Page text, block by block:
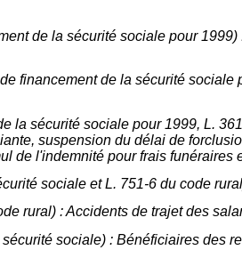
de la sécurité sociale pour
financement de la sécurité
la sécurité sociale pour 1999, L.
suspension du délai de
de l'indemnité pour frais funéraires
sociale et L. 751-6 du code
rural) : Accidents de trajet des
sociale) : Bénéficiaires des